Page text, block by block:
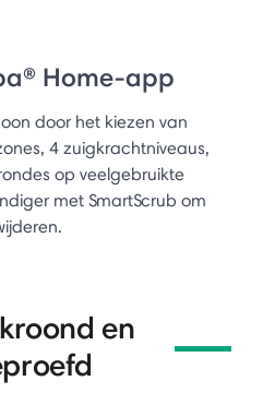
Home-app
door het kiezen van
4 zuigkrachtniveaus,
op veelgebruikte
met SmartScrub om
en